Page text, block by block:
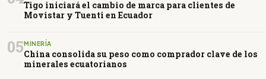
Tigo iniciará el cambio de marca para clientes de
Movistar y Tuenti en Ecuador
05MINERÍA
China consolida su peso como comprador clave de los
minerales ecuatorianos